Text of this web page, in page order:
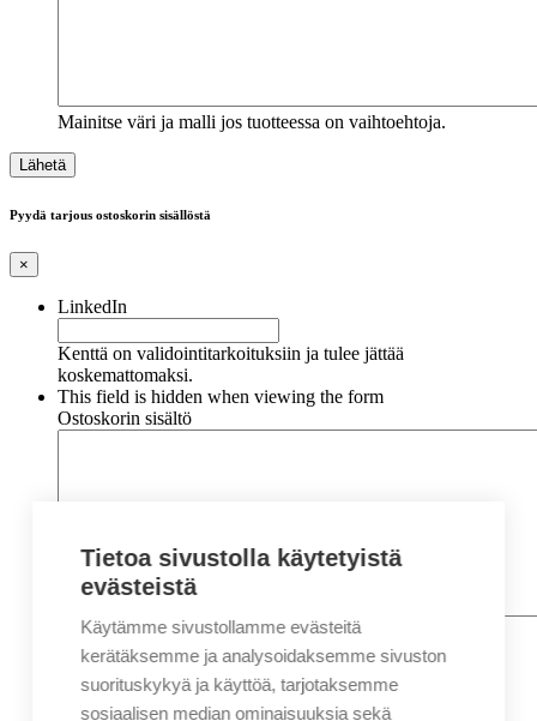
Mainitse väri ja malli jos tuotteessa on vaihtoehtoja.
Pyydä tarjous ostoskorin sisällöstä
×
LinkedIn
Kenttä on validointitarkoituksiin ja tulee jättää
koskemattomaksi.
This field is hidden when viewing the form
Ostoskorin sisältö
Nimi*
Etunimi
Sukunimi
Tietoa sivustolla käytetyistä
evästeistä
Käytämme sivustollamme evästeitä
kerätäksemme ja analysoidaksemme sivuston
suorituskykyä ja käyttöä, tarjotaksemme
sosiaalisen median ominaisuuksia sekä